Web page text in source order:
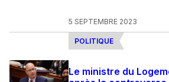
5 SEPTEMBRE 2023
POLITIQUE
Le ministre du